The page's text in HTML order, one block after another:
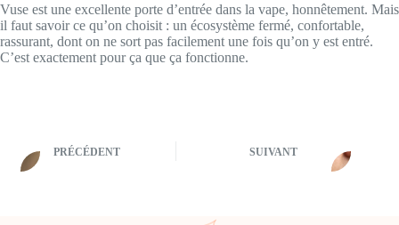
Vuse est une excellente porte d’entrée dans la vape, honnêtement. Mais
il faut savoir ce qu’on choisit : un écosystème fermé, confortable,
rassurant, dont on ne sort pas facilement une fois qu’on y est entré.
C’est exactement pour ça que ça fonctionne.
PRÉCÉDENT SUIVANT